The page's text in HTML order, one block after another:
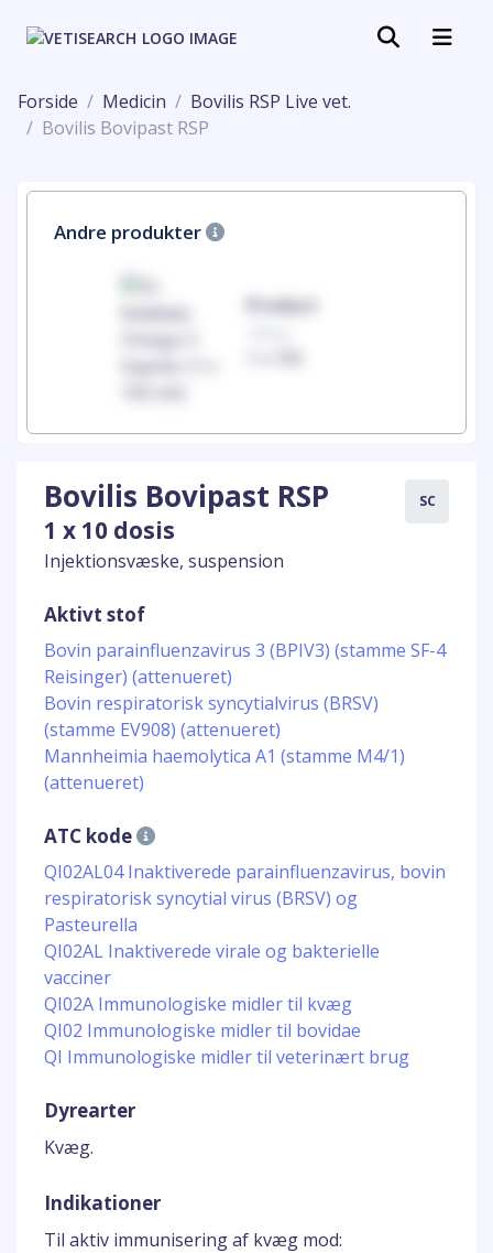
Forside Medicin
Bovilis RSP Live vet.
Bovilis Bovipast RSP
Andre produkter
Product
Bovilis Bovipast RSP
1 x 10 dosis
Injektionsvæske, suspension
SC
Aktivt stof
Bovin parainfluenzavirus 3 (BPIV3) (stamme SF-4
Reisinger) (attenueret)
Bovin respiratorisk syncytialvirus (BRSV)
(stamme EV908) (attenueret)
Mannheimia haemolytica A1 (stamme M4/1)
(attenueret)
ATC kode
QI02AL04 Inaktiverede parainfluenzavirus, bovin
respiratorisk syncytial virus (BRSV) og
Pasteurella
QI02AL Inaktiverede virale og bakterielle
vacciner
QI02A Immunologiske midler til kvæg
QI02 Immunologiske midler til bovidae
QI Immunologiske midler til veterinært brug
Dyrearter
Kvæg.
Indikationer
Til aktiv immunisering af kvæg mod: